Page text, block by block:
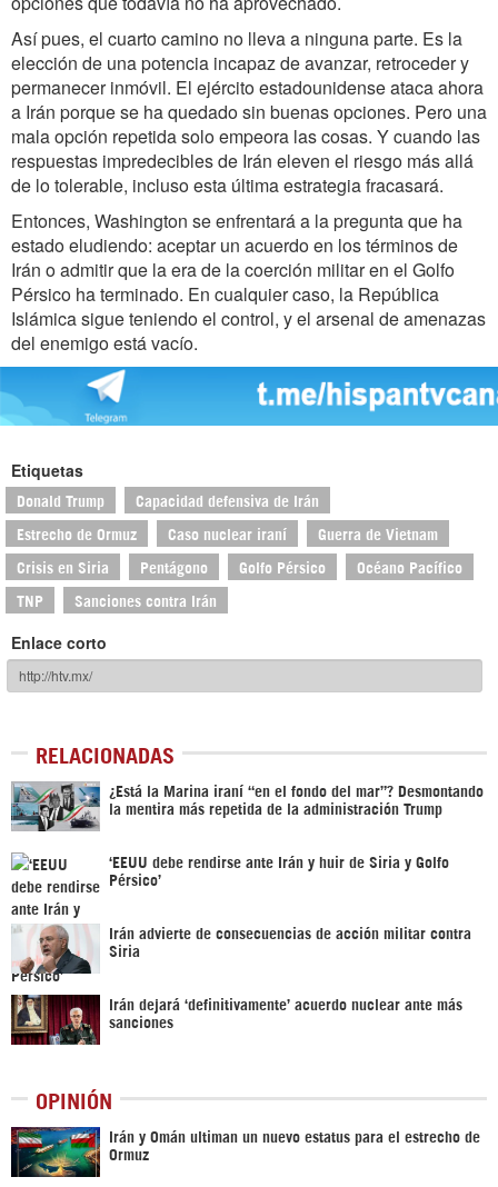
Así pues, el cuarto camino no lleva a ninguna parte. Es la
elección de una potencia incapaz de avanzar, retroceder y
permanecer inmóvil. El ejército estadounidense ataca ahora
a Irán porque se ha quedado sin buenas opciones. Pero una
mala opción repetida solo empeora las cosas. Y cuando las
respuestas impredecibles de Irán eleven el riesgo más allá
de lo tolerable, incluso esta última estrategia fracasará.
Entonces, Washington se enfrentará a la pregunta que ha
estado eludiendo: aceptar un acuerdo en los términos de
Irán o admitir que la era de la coerción militar en el Golfo
Pérsico ha terminado. En cualquier caso, la República
Islámica sigue teniendo el control, y el arsenal de amenazas
del enemigo está vacío.
Etiquetas
Donald Trump Capacidad defensiva de Irán
Estrecho de Ormuz Caso nuclear iraní Guerra de Vietnam
Crisis en Siria Pentágono Golfo Pérsico Océano Pacífico
TNP Sanciones contra Irán
Enlace corto
RELACIONADAS
¿Está la Marina iraní “en el fondo del mar”? Desmontando
la mentira más repetida de la administración Trump
‘EEUU debe rendirse ante Irán y huir de Siria y Golfo
Pérsico’
Irán advierte de consecuencias de acción militar contra
Siria
Irán dejará ‘definitivamente’ acuerdo nuclear ante más
sanciones
OPINIÓN
Irán y Omán ultiman un nuevo estatus para el estrecho de
Ormuz